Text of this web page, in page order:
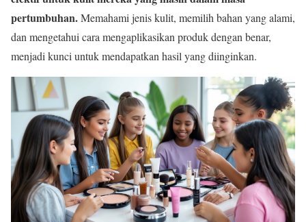
pertumbuhan.Memahami jenis kulit, memilih bahan yang alami,
dan mengetahui cara mengaplikasikan produk dengan benar,
menjadi kunci untuk mendapatkan hasil yang diinginkan.